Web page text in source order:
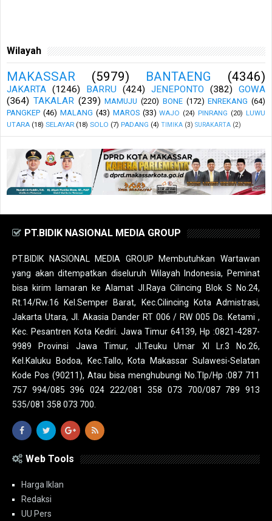
Wilayah
MAKASSAR (5979) BANTAENG (4346)
JAKARTA (1246) BARRU (424) JENEPONTO (382)
GOWA
(364) TAKALAR (239) MAMUJU (220) BONE (172) ENREKANG (64)
PANGKEP (46) MALANG (43) MAROS (33) WAJO (24) PINRANG (20) LUWU
UTARA (18) SELAYAR (18) SOLO (7) PADANG (4) TIMIKA (3) SURAKARTA (2)
PT.BIDIK NASIONAL MEDIA GROUP
PT.BIDIK NASIONAL MEDIA GROUP Membutuhkan Wartawan
yang akan ditempatkan diseluruh Wilayah Indonesia, Peminat
bisa kirim lamaran ke Alamat Jl.Raya Cilincing Blok S No.24,
Rt.14/Rw.16 Kel.Semper Barat, Kec.Cilincing Kota Admistrasi,
Jakarta Utara, Jl. Akasia Dander RT 006 / RW 005 Ds. Ketami ,
Kec. Pesantren Kota Kediri. Jawa Timur 64139, Hp :0821-4287-
9989 Provinsi Jawa Timur, Jl.Teuku Umar XI Lr.3 No.26,
Kel.Kaluku Bodoa, Kec.Tallo, Kota Makassar Sulawesi-Selatan
Kode Pos (90211), Atau bisa menghubungi No.Tlp/Hp :087 711
757 994/085 396 024 222/081 358 073 700/087 789 913
535/081 358 073 700.
Web Tools
Harga Iklan
Redaksi
UU Pers